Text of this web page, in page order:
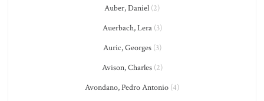
Auber, Daniel (2)
Auerbach, Lera(3)
Auric, Georges(3)
Avison, Charles(2)
Avondano, Pedro Antonio (4)